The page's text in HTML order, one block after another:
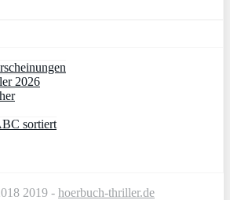
2026
sortiert
2019 - hoerbuch-thriller.de